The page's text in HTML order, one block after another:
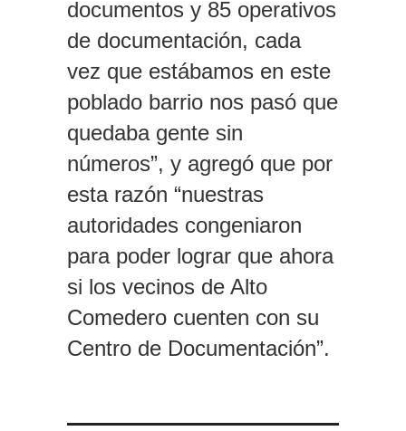
documentos y 85 operativos
de documentación, cada
vez que estábamos en este
poblado barrio nos pasó que
quedaba gente sin
números”, y agregó que por
esta razón “nuestras
autoridades congeniaron
para poder lograr que ahora
si los vecinos de Alto
Comedero cuenten con su
Centro de Documentación”.